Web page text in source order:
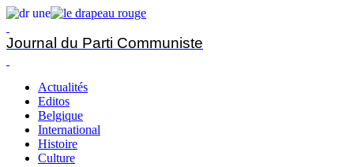
Journal du Parti Communiste
Actualités
Editos
Belgique
International
Histoire
Culture